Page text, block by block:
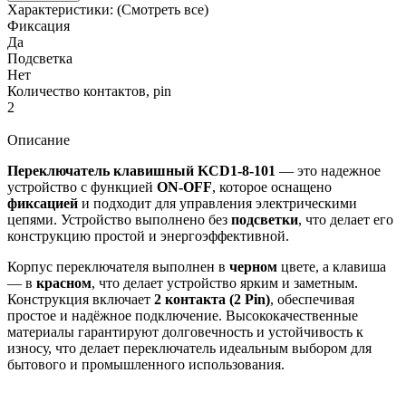
Характеристики: (Смотреть все)
Фиксация
Да
Подсветка
Нет
Количество контактов, pin
2
Описание
Переключатель клавишный KCD1-8-101 — это надежное
устройство с функцией ON-OFF, которое оснащено
фиксацией и подходит для управления электрическими
цепями. Устройство выполнено без подсветки, что делает его
конструкцию простой и энергоэффективной.
Корпус переключателя выполнен в черном цвете, а клавиша
— в красном, что делает устройство ярким и заметным.
Конструкция включает 2 контакта (2 Pin), обеспечивая
простое и надёжное подключение. Высококачественные
материалы гарантируют долговечность и устойчивость к
износу, что делает переключатель идеальным выбором для
бытового и промышленного использования.